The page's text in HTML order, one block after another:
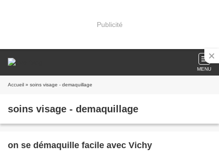
Publicité
MENU
Accueil » soins visage - demaquillage
soins visage - demaquillage
on se démaquille facile avec Vichy